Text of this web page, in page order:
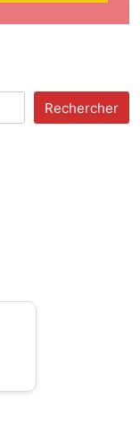
Rechercher